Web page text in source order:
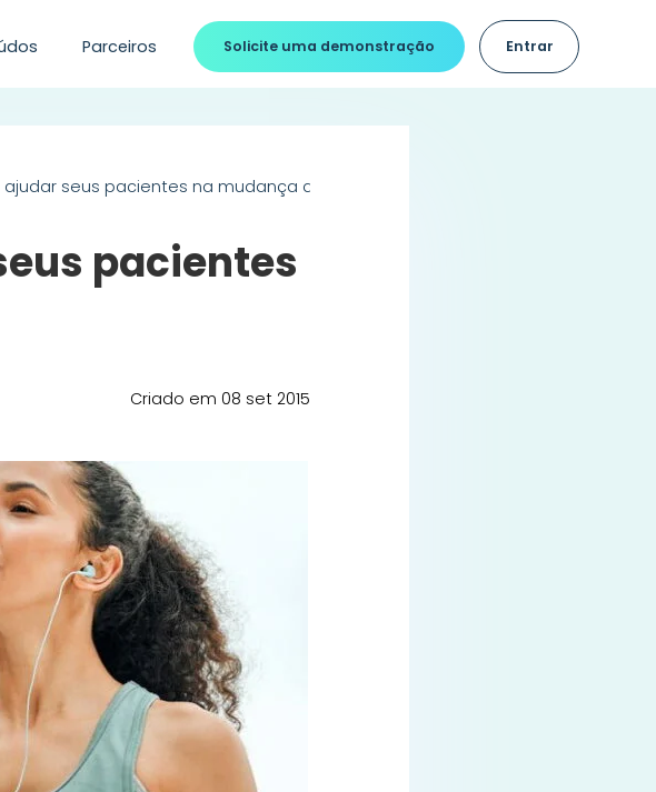
Parceiros Solicite uma demonstração Entrar
seus pacientes na mudança de hábitos
pacientes
Criado em 08 set 2015